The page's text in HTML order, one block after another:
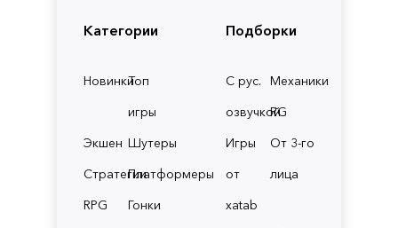
Категории
НовинкиТоп
игры
Экшен Шутеры
СтратегииПлатформеры
RPG
Гонки
Подборки
С рус.
озвучкой
Механики
RG
Игры
от
xatab
От 3-го
лица